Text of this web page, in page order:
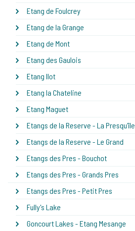
Etang de Foulcrey
Etang de la Grange
Etang de Mont
Etang des Gaulois
Etang Ilot
Etang la Chateline
Etang Maguet
Etangs de la Reserve - La Presqu'île
Etangs de la Reserve - Le Grand
Etangs des Pres - Bouchot
Etangs des Pres - Grands Pres
Etangs des Pres - Petit Pres
Fully's Lake
Goncourt Lakes - Etang Mesange